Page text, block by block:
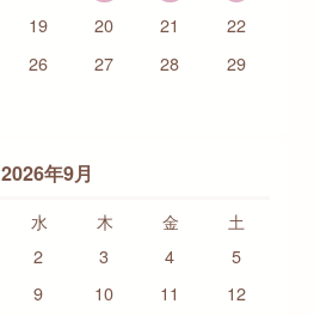
19 20 21 22
26 27 28 29
2026年9月
水 木 金
土
2 3 4 5
9 10 11 12